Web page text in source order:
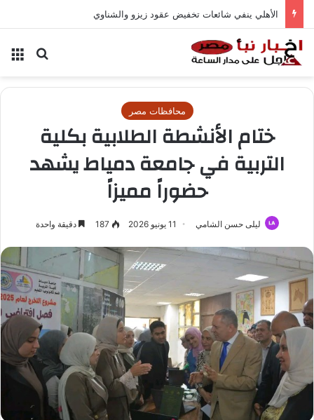
الأهلي ينفي شائعات تخفيض عقود زيزو والشناوي
بحث
محافظات مصر
ختام الأنشطة الطلابية بكلية
التربية في جامعة دمياط يشهد
حضوراً مميزاً
ليلى حسن الشامي 11 يونيو 2026 187 دقيقة واحدة